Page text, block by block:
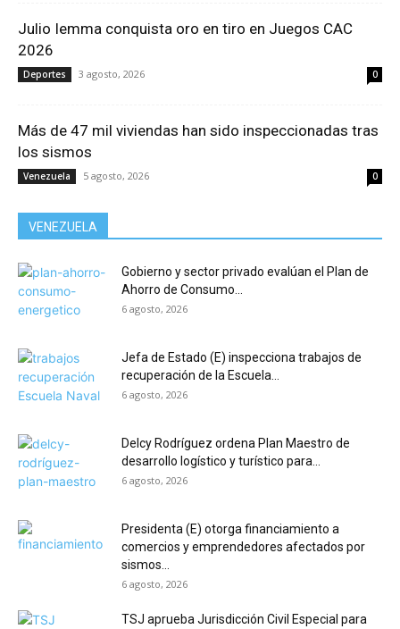
Julio Iemma conquista oro en tiro en Juegos CAC
2026
Deportes 3 agosto, 2026 0
Más de 47 mil viviendas han sido inspeccionadas tras
los sismos
Venezuela 5 agosto, 2026 0
VENEZUELA
Gobierno y sector privado evalúan el Plan de
Ahorro de Consumo...
6 agosto, 2026
Jefa de Estado (E) inspecciona trabajos de
recuperación de la Escuela...
6 agosto, 2026
Delcy Rodríguez ordena Plan Maestro de
desarrollo logístico y turístico para...
6 agosto, 2026
Presidenta (E) otorga financiamiento a
comercios y emprendedores afectados por
sismos...
6 agosto, 2026
TSJ aprueba Jurisdicción Civil Especial para